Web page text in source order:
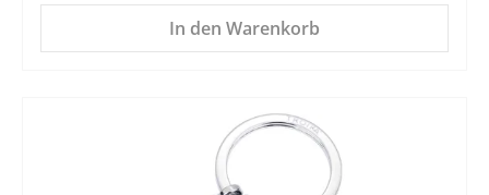
In den Warenkorb